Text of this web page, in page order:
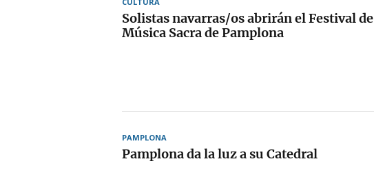
Solistas navarras/os abrirán el Festival de
Música Sacra de Pamplona
PAMPLONA
Pamplona da la luz a su Catedral